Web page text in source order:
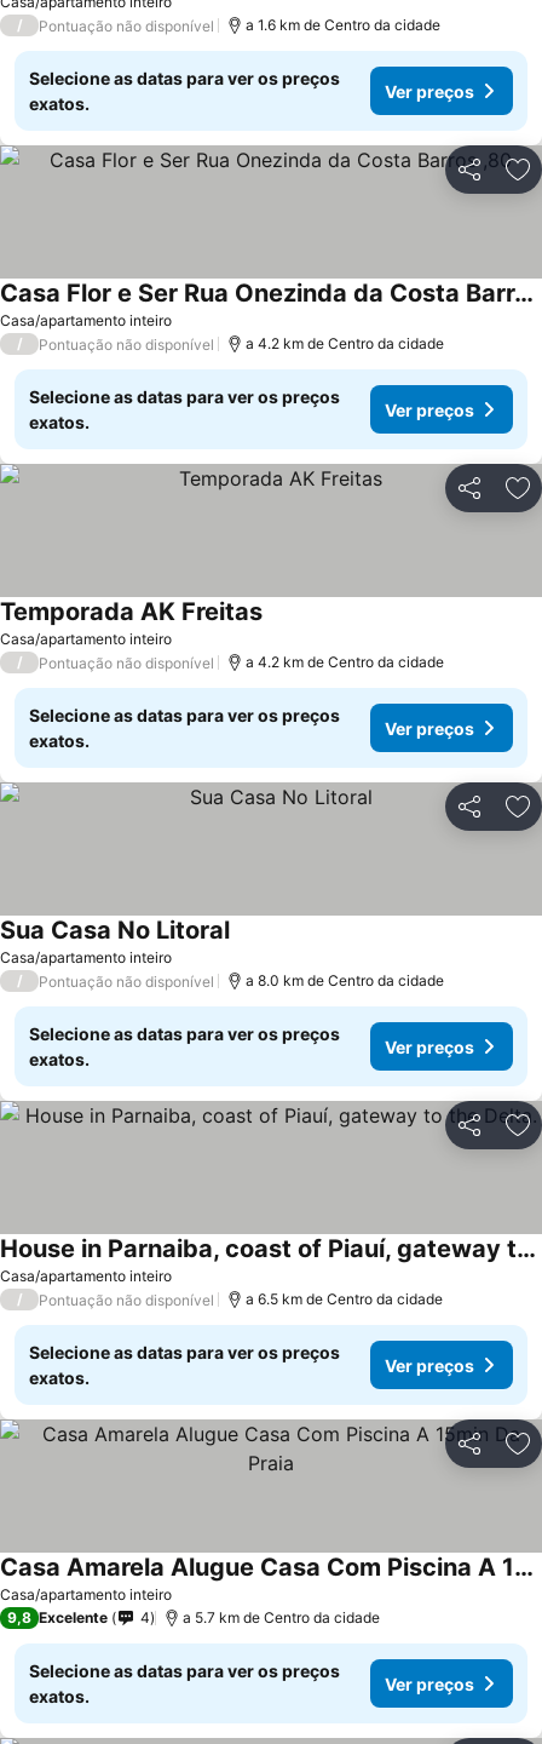
/
Pontuação não disponível a 1.6 km de Centro da cidade
Selecione as datas para ver os preços
exatos.
Ver preços
Partilhar
Casa/apartamento inteiro
Casa Flor e Ser Rua Onezinda da Costa Barros ,80
/ Pontuação não disponível a 4.2 km de Centro da cidade
Selecione as datas para ver os preços
exatos.
Ver preços
Partilhar
Casa/apartamento inteiro
Temporada AK Freitas
/ Pontuação não disponível a 4.2 km de Centro da cidade
Selecione as datas para ver os preços
exatos.
Ver preços
Partilhar
Casa/apartamento inteiro
Sua Casa No Litoral
/ Pontuação não disponível a 8.0 km de Centro da cidade
Selecione as datas para ver os preços
exatos.
Ver preços
Partilhar
Casa/apartamento inteiro
House in Parnaiba, coast of Piauí, gateway to the Delta.
/ Pontuação não disponível a 6.5 km de Centro da cidade
Selecione as datas para ver os preços
exatos.
Ver preços
Partilhar
Casa/apartamento inteiro
Casa Amarela Alugue Casa Com Piscina A 15min Da Praia
9,8 Excelente 4 a 5.7 km de Centro da cidade
Selecione as datas para ver os preços
exatos.
Ver preços